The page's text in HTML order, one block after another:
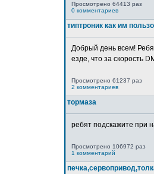
Просмотрено 64413 раз
0 комментариев
типтроник как им
Добрый день всем!
езде, что за скорость
Просмотрено 61237 раз
2 комментариев
тормаза
ребят подскажите при
Просмотрено 106972 раз
1 комментарий